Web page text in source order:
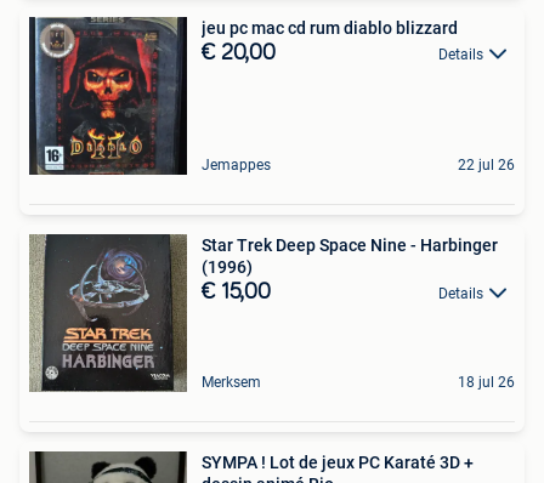
jeu pc mac cd rum diablo blizzard
€ 20,00 Details
Jemappes 22 jul 26
Star Trek Deep Space Nine - Harbinger
(1996)
€ 15,00 Details
Merksem 18 jul 26
SYMPA ! Lot de jeux PC Karaté 3D +